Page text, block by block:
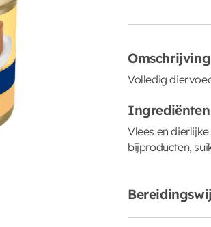
Omschrijving
Volledig
Ingrediënten
Vlees en
bijproducten,